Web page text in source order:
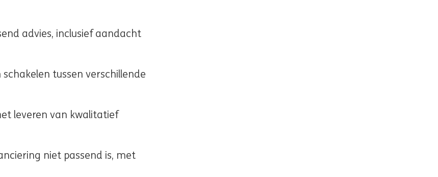
advies, inclusief aandacht
tussen verschillende
leveren van kwalitatief
niet passend is, met